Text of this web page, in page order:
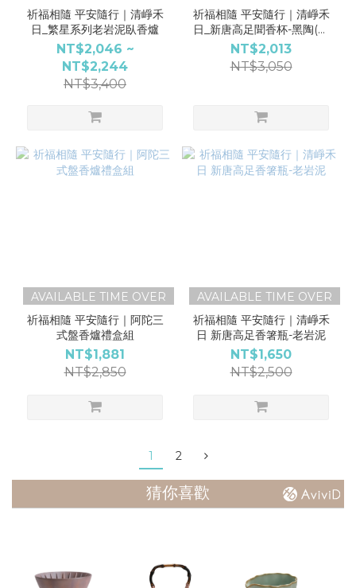
祈福相隨 平安隨行｜清崢禾
日_繁星系列老岩泥臥香爐
NT$2,046 ~
NT$2,244
NT$3,400
祈福相隨 平安隨行｜清崢禾
日_新唐高足聞香杯-黑陶(彩
盒裝)
NT$2,013
NT$3,050
AVAILABLE TIME OVER
祈福相隨 平安隨行｜阿陀三
式盤香爐禮盒組
NT$1,881
NT$2,850
AVAILABLE TIME OVER
祈福相隨 平安隨行｜清崢禾
日 新唐高足香箸瓶-老岩泥
NT$1,650
NT$2,500
1 2
猜你喜歡